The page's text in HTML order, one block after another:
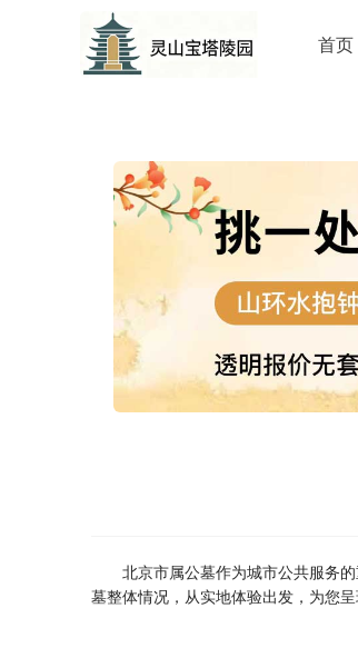
首页
北京市属公墓作为城市公共服务
墓整体情况，从实地体验出发，为您呈